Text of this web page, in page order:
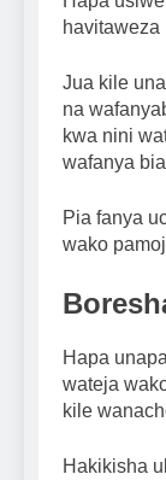
havitaweza
Jua kile
na
kwa nini
wafanya
Pia fanya
wako
Hapa
wateja
kile
Hakikisha